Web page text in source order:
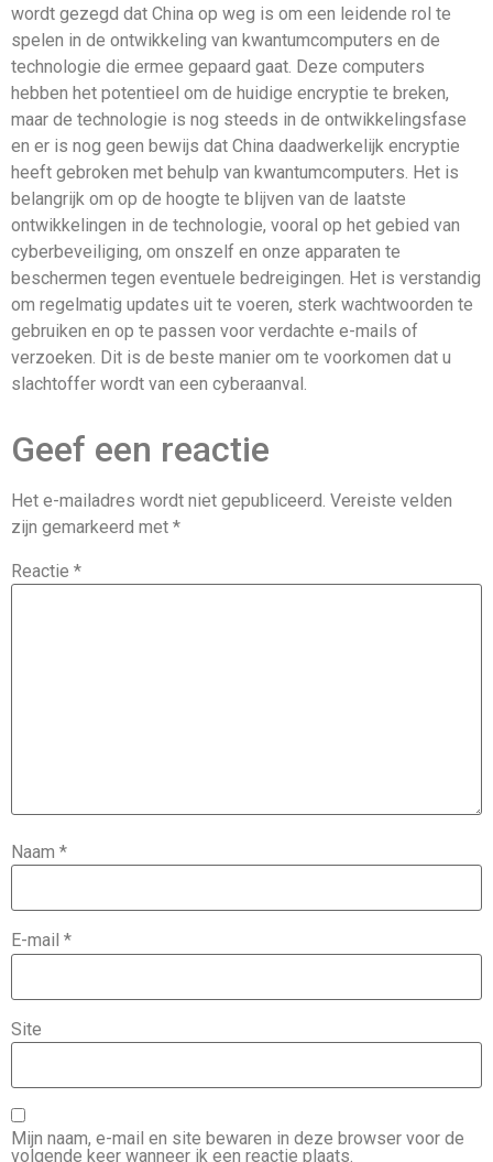
wordt gezegd dat China op weg is om een ​​leidende rol te
spelen in de ontwikkeling van kwantumcomputers en de
technologie die ermee gepaard gaat. Deze computers
hebben het potentieel om de huidige encryptie te breken,
maar de technologie is nog steeds in de ontwikkelingsfase
en er is nog geen bewijs dat China daadwerkelijk encryptie
heeft gebroken met behulp van kwantumcomputers. Het is
belangrijk om op de hoogte te blijven van de laatste
ontwikkelingen in de technologie, vooral op het gebied van
cyberbeveiliging, om onszelf en onze apparaten te
beschermen tegen eventuele bedreigingen. Het is verstandig
om regelmatig updates uit te voeren, sterk wachtwoorden te
gebruiken en op te passen voor verdachte e-mails of
verzoeken. Dit is de beste manier om te voorkomen dat u
slachtoffer wordt van een cyberaanval.
Geef een reactie
Het e-mailadres wordt niet gepubliceerd. Vereiste velden
zijn gemarkeerd met *
Reactie *
Naam *
E-mail *
Site
Mijn naam, e-mail en site bewaren in deze browser voor de
volgende keer wanneer ik een reactie plaats.